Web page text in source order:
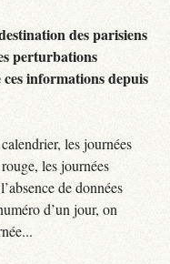
des parisiens
perturbations
informations depuis
les journées
les journées
de données
d’un jour, on